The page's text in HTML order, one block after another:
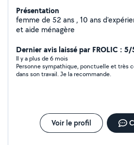
Présentation
femme de 52 ans , 10 ans
et aide ménagère
Dernier avis laissé par FROLIC : 5/
Il y a plus de 6 mois
Personne sympathique, ponctuelle et très
dans son travail. Je la recommande.
Voir le profil